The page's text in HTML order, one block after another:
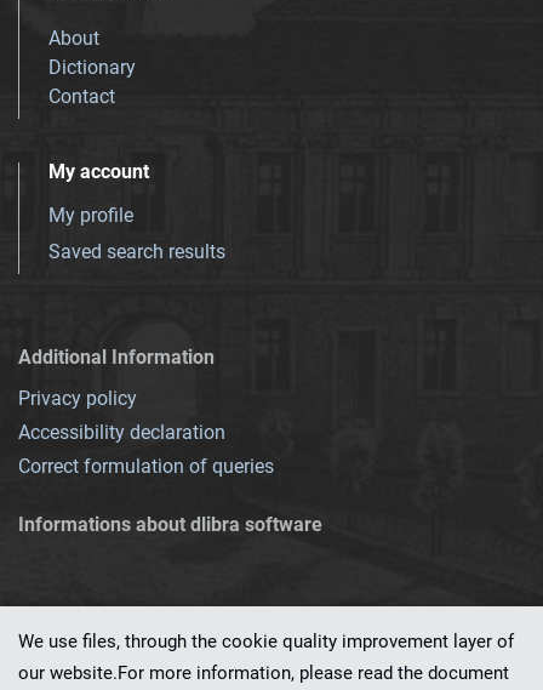
About
Dictionary
Contact
My account
My profile
Saved search results
Additional Information
Privacy policy
Accessibility declaration
Correct formulation of queries
Informations about dlibra software
We use files, through the cookie quality improvement layer of
our website.For more information, please read the document